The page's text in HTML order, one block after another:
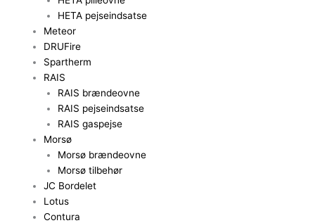
HETA pejseindsatse
Meteor
DRUFire
Spartherm
RAIS
RAIS brændeovne
RAIS pejseindsatse
RAIS gaspejse
Morsø
Morsø brændeovne
Morsø tilbehør
JC Bordelet
Lotus
Contura